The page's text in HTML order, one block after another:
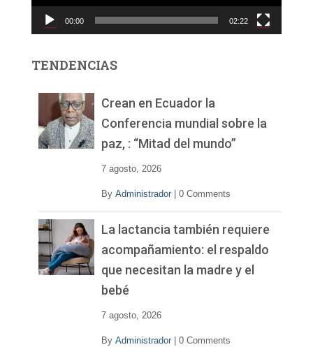
c
d
00:00 02:22
TENDENCIAS
Crean en Ecuador la
Conferencia mundial sobre la
paz, : “Mitad del mundo”
7 agosto, 2026
By Administrador 0 Comments
La lactancia también requiere
acompañamiento: el respaldo
que necesitan la madre y el
bebé
7 agosto, 2026
By Administrador 0 Comments